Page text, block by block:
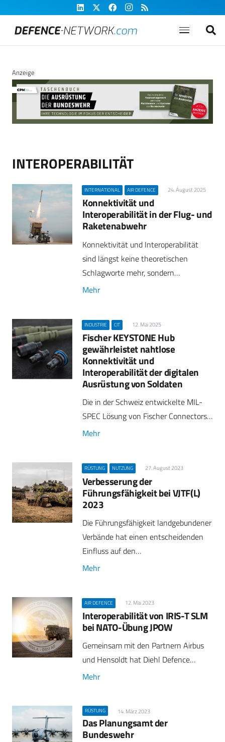
Anzeige
INTEROPERABILITÄT
INTERNATIONAL AIR DEFENCE 24. August 2025
Konnektivität und
Interoperabilität in der Flug- und
Raketenabwehr
Konnektivität und Interoperabilität
sind längst keine theoretischen
Schlagworte mehr, sondern…
Mehr
INDUSTRIE CIT 12. Mai 2025
Fischer KEYSTONE Hub
gewährleistet nahtlose
Konnektivität und
Interoperabilität der digitalen
Ausrüstung von Soldaten
Die in der Schweiz entwickelte MIL-
SPEC Lösung von Fischer Connectors…
Mehr
RÜSTUNG NUTZUNG 27. August 2023
Verbesserung der
Führungsfähigkeit bei VJTF(L)
2023
Die Führungsfähigkeit landgebundener
Verbände hat einen entscheidenden
Einfluss auf den…
Mehr
AIR DEFENCE 12. Mai 2023
Interoperabilität von IRIS-T SLM
bei NATO-Übung JPOW
Gemeinsam mit den Partnern Airbus
und Hensoldt hat Diehl Defence…
Mehr
RÜSTUNG 14. März 2023
Das Planungsamt der
Bundeswehr